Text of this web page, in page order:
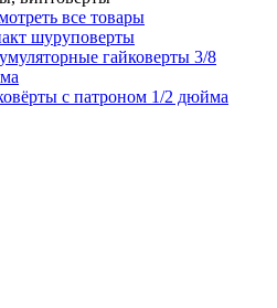
все товары
шуруповерты
гайковерты 3/8
с патроном 1/2 дюйма